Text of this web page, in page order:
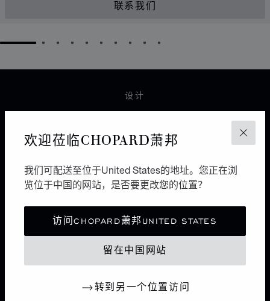
关闭
欢迎莅临CHOPARD萧邦
我们可配送至位于United States的地址。您正在浏
览位于中国的网站，是否要更改您的位置？
访问CHOPARD萧邦UNITED STATES
留在中国网站
转到另一个位置访问
联系我们
GO TO SLIDE 1GO TO SLIDE 2
GO TO SLIDE 3
GO TO SLIDE 4
GO TO SLIDE 5
GO TO SLIDE 6
GO TO SLIDE 7
GO TO SLIDE 8
GO TO SLIDE 9
GO TO SLIDE 10
设计
都市形象
6个面，12条边，8个点。作为极简风格的图形，立方体
都市优雅与现代风情谐美交融，它区别于各种珠宝设计流
派之上。
ICE CUBEX贝拉·哈迪德
光影雕琢
《光影雕琢》广告大片预示着Chopard萧邦标志性Ice